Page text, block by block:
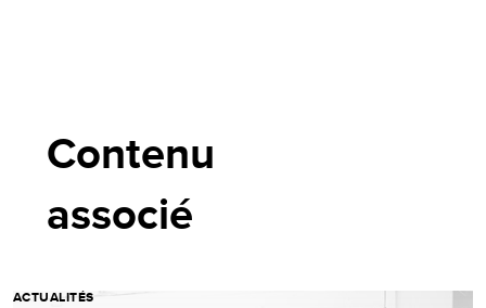
Contenu
associé
ACTUALITÉS